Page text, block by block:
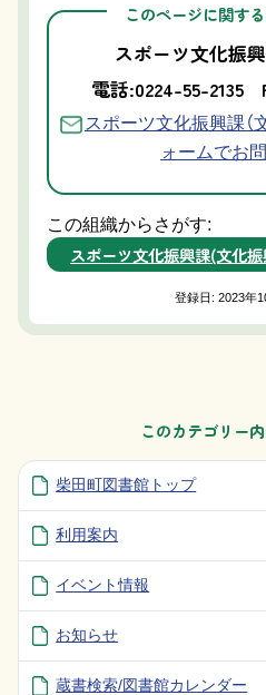
このページに関す
スポーツ文化振
電話:0224-55-2135
スポーツ文化振興課（
ォームでお
この組織からさがす:
スポーツ文化振興課(文化
登録日:2023年
このカテゴリー
柴田町図書館トップ
利用案内
イベント情報
お知らせ
蔵書検索/図書館カレンダー